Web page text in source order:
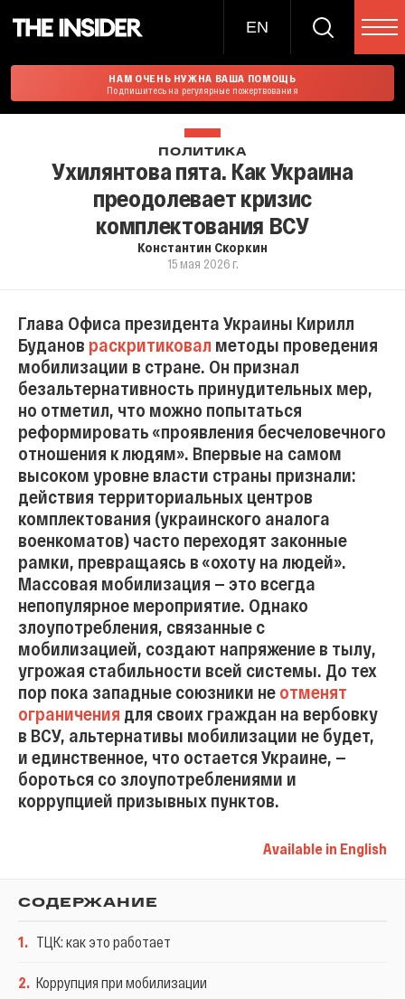
EN
НАМ ОЧЕНЬ НУЖНА ВАША ПОМОЩЬ
Подпишитесь на регулярные пожертвования
ПОЛИТИКА
Ухилянтова пята. Как Украина
преодолевает кризис
комплектования ВСУ
Константин Скоркин
15 мая 2026 г.
Глава Офиса президента Украины Кирилл
Буданов раскритиковал методы проведения
мобилизации в стране. Он признал
безальтернативность принудительных мер,
но отметил, что можно попытаться
реформировать «проявления бесчеловечного
отношения к людям». Впервые на самом
высоком уровне власти страны признали:
действия территориальных центров
комплектования (украинского аналога
военкоматов) часто переходят законные
рамки, превращаясь в «охоту на людей».
Массовая мобилизация — это всегда
непопулярное мероприятие. Однако
злоупотребления, связанные с
мобилизацией, создают напряжение в тылу,
угрожая стабильности всей системы. До тех
пор пока западные союзники не отменят
ограничения для своих граждан на вербовку
в ВСУ, альтернативы мобилизации не будет,
и единственное, что остается Украине, —
бороться со злоупотреблениями и
коррупцией призывных пунктов.
Available in English
СОДЕРЖАНИЕ
1. ТЦК: как это работает
2. Коррупция при мобилизации